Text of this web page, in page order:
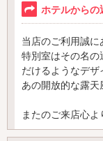
ホテルからの
当店のご利用誠に
特別室はその名の
だけるようなデザ
あの開放的な露
またのご来店心よ